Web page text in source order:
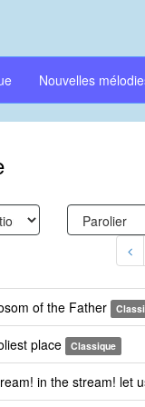
Nouvelles
of the Father
place Classique
in the stream! let